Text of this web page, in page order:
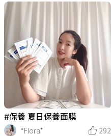
#保養 夏日保養面膜
*Flora*
292